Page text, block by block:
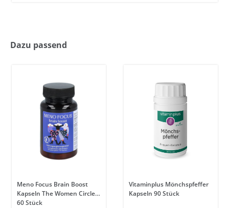
Dazu passend
Meno Focus Brain Boost
Kapseln The Women Circle
60 Stück
Vitaminplus Mönchspfeffer
Kapseln 90 Stück